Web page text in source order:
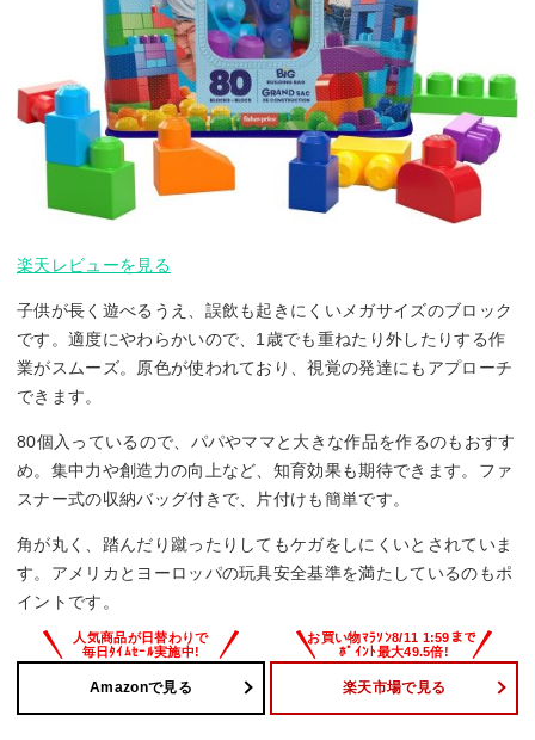
楽天レビューを見る
子供が長く遊べるうえ、誤飲も起きにくいメガサイズのブロック
です。適度にやわらかいので、1歳でも重ねたり外したりする作
業がスムーズ。原色が使われており、視覚の発達にもアプローチ
できます。
80個入っているので、パパやママと大きな作品を作るのもおすす
め。集中力や創造力の向上など、知育効果も期待できます。ファ
スナー式の収納バッグ付きで、片付けも簡単です。
角が丸く、踏んだり蹴ったりしてもケガをしにくいとされていま
す。アメリカとヨーロッパの玩具安全基準を満たしているのもポ
イントです。
Amazonで見る 楽天市場で見る